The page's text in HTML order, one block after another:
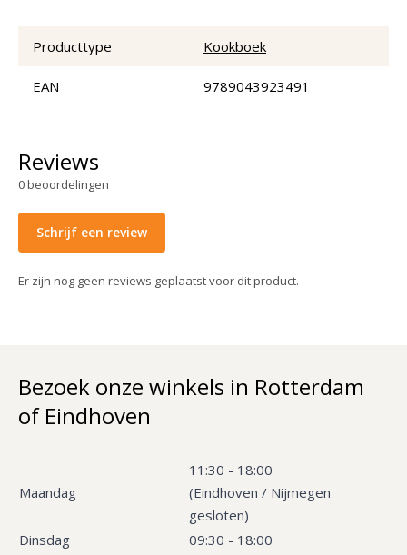
Producttype Kookboek
EAN 9789043923491
Reviews
0beoordelingen
Schrijf een review
Er zijn nog geen reviews geplaatst voor dit product.
Bezoek onze winkels in Rotterdam
of Eindhoven
Maandag
11:30 - 18:00
(Eindhoven / Nijmegen
gesloten)
Dinsdag
09:30 - 18:00